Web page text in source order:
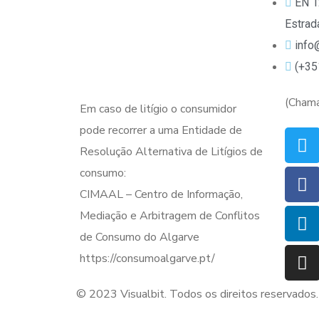
Em caso de litígio o consumidor
pode recorrer a uma Entidade de
Resolução Alternativa de Litígios de
consumo:
CIMAAL – Centro de Informação,
Mediação e Arbitragem de Conflitos
de Consumo do Algarve
https://consumoalgarve.pt/
© 2023 Visualbit. Todos os direitos reservados.